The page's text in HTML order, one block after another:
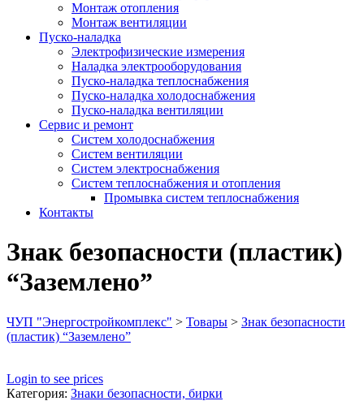
Монтаж отопления
Монтаж вентиляции
Пуско-наладка
Электрофизические измерения
Наладка электрооборудования
Пуско-наладка теплоснабжения
Пуско-наладка холодоснабжения
Пуско-наладка вентиляции
Сервис и ремонт
Систем холодоснабжения
Систем вентиляции
Систем электроснабжения
Систем теплоснабжения и отопления
Промывка систем теплоснабжения
Контакты
Знак безопасности (пластик)
“Заземлено”
ЧУП "Энергостройкомплекс" > Товары > Знак безопасности
(пластик) “Заземлено”
Login to see prices
Категория: Знаки безопасности, бирки